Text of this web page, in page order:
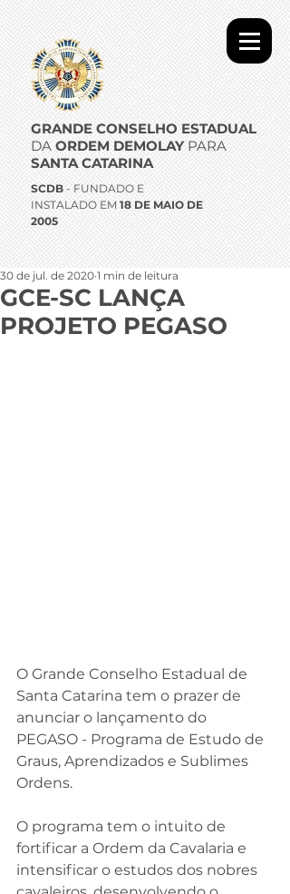
GRANDE CONSELHO ESTADUAL
DA ORDEM DEMOLAYPARA
SANTA CATARINA
SCDB - FUNDADO E
INSTALADO EM 18 DE MAIO DE
2005
GCE-SC LANÇA
PROJETO PEGASO
30 de jul. de 2020 1 min de leitura
O Grande Conselho Estadual de
Santa Catarina tem o prazer de
anunciar o lançamento do
PEGASO - Programa de Estudo de
Graus, Aprendizados e Sublimes
Ordens.
O programa tem o intuito de
fortificar a Ordem da Cavalaria e
intensificar o estudos dos nobres